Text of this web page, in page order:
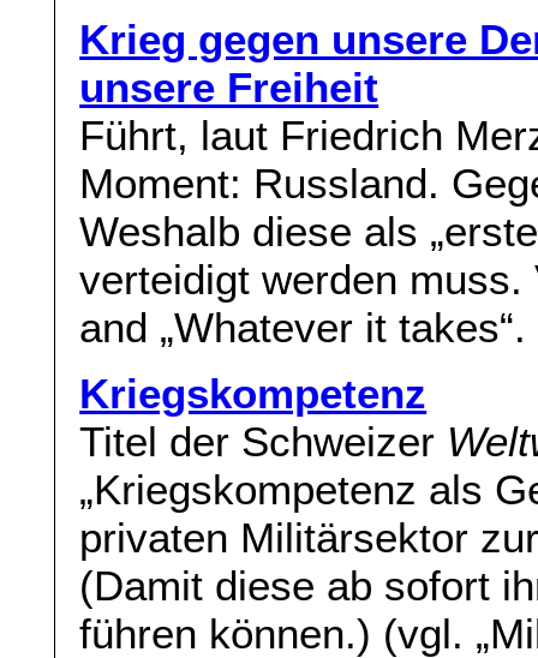
Krieg gegen unsere
unsere Freiheit
Führt, laut Friedrich
Moment: Russland.
Weshalb diese als
verteidigt werden muss.
and „Whatever it
Kriegskompetenz
Titel der Schweizer
„Kriegskompetenz als
privaten Militärsektor
(Damit diese ab sofort
führen können.) (vgl.